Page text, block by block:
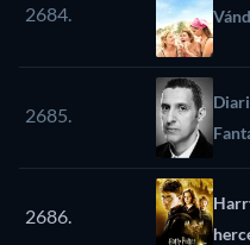
2684.
2685.
2686.